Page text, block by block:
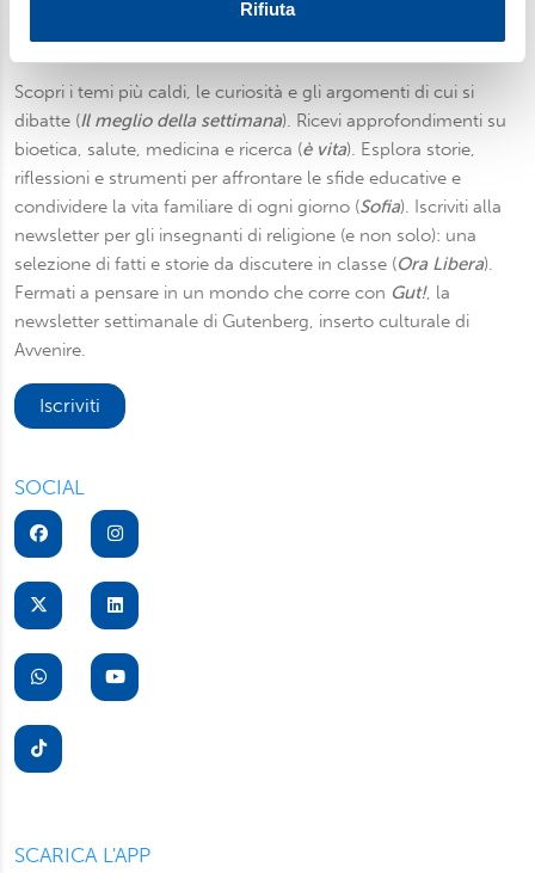
analizzare il nostro traffico. Condividiamo inoltre
informazioni sul modo in cui utilizza il nostro sito con i
nostri partner, che si occupano di analisi dei dati web,
pubblicità e social media, i quali potrebbero combinarle
con altre informazioni che ha fornito loro o che hanno
raccolto dal suo utilizzo dei loro servizi. Scegliendo
“Rifiuta” saranno installati solo i cookie tecnici necessari
per il buon funzionamento del sito, con “Personalizza”
potrà scegliere quali tipi di cookie saranno installati sul
suo dispositivo. Potrà modificare in ogni momento le sue
preferenze cliccando sull’interruttore in basso a sinistra
informazioni sul trattamento dei suoi dati visiti la nostra
informativa privacy
Rifiuta
Newsletter
Scopri i temi più caldi, le curiosità e gli argomenti di cui si
dibatte (Il meglio della settimana). Ricevi approfondimenti su
bioetica, salute, medicina e ricerca (è vita). Esplora storie,
riflessioni e strumenti per affrontare le sfide educative e
condividere la vita familiare di ogni giorno (Sofia). Iscriviti alla
newsletter per gli insegnanti di religione (e non solo): una
selezione di fatti e storie da discutere in classe (Ora Libera).
Fermati a pensare in un mondo che corre con Gut!, la
newsletter settimanale di Gutenberg, inserto culturale di
Avvenire.
Iscriviti
SOCIAL
SCARICA L'APP